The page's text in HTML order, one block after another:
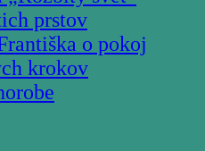
prstov
o pokoj
krokov